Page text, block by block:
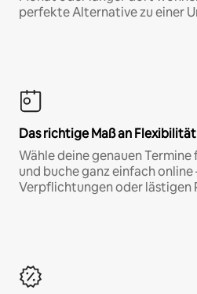
perfekte Alternative zu einer
Das richtige Maß an Flexibilität
Wähle deine genauen Termine
und buche ganz einfach
Verpflichtungen oder lästigen